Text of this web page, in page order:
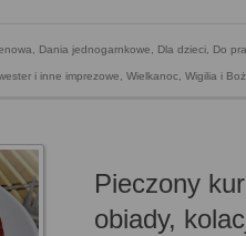
, Dania jednogarnkowe, Dla dzieci, Do
i inne imprezowe, Wielkanoc, Wigilia i
Pieczony
obiady,